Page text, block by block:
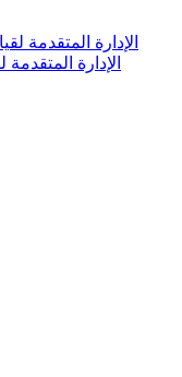
الإدارة